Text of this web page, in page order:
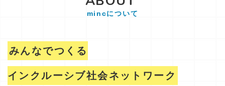
mincについて
みんなでつくる
インクルーシブ社会ネットワーク